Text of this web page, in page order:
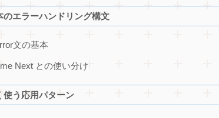
のエラーハンドリング構文
文の基本
Next との使い分け
使う応用パターン